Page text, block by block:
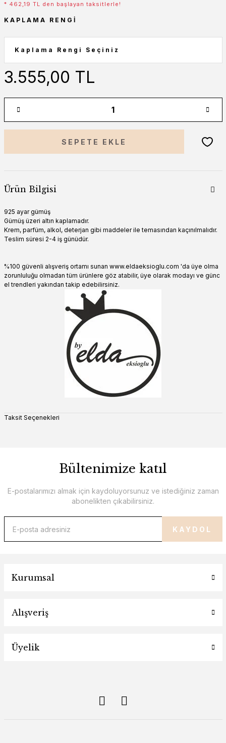
* 462,19 TL den başlayan taksitlerle!
KAPLAMA RENGI
3.555,00 TL
SEPETE EKLE
Ürün Bilgisi
925 ayar gümüş
Gümüş üzeri altın kaplamadır.
Krem, parfüm, alkol, deterjan gibi maddeler ile temasından kaçınılmalıdır.
Teslim süresi 2-4 iş günüdür.
%100 güvenli alışveriş ortamı sunan www.eldaeksioglu.com 'da üye olma
zorunluluğu olmadan tüm ürünlere göz atabilir, üye olarak modayı ve günc
el trendleri yakından takip edebilirsiniz.
Taksit Seçenekleri
Bültenimize katıl
E-postalarımızı almak için kaydoluyorsunuz ve istediğiniz zaman
abonelikten çıkabilirsiniz.
KAYDOL
Kurumsal
Alışveriş
Üyelik